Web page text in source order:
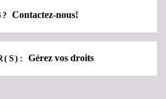
Contactez-nous!
Gérez vos droits